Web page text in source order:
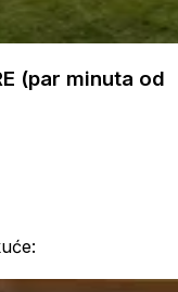
(par minuta od